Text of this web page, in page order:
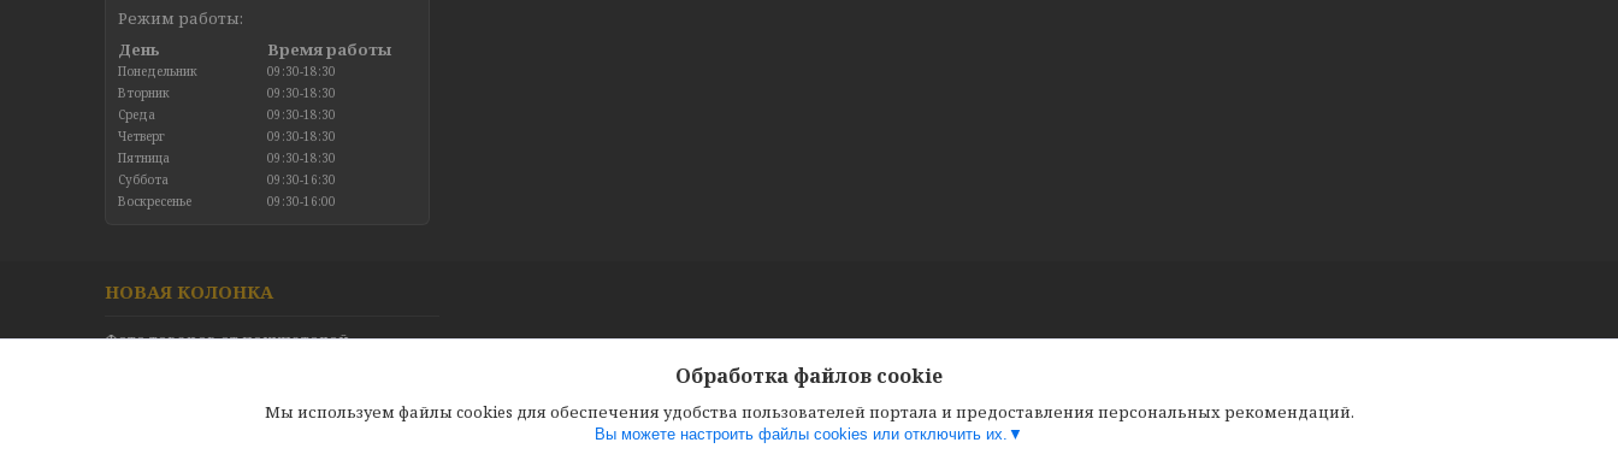
Режим работы:
День
Время работы
Понедельник
09:30-18:30
Вторник
09:30-18:30
Среда
09:30-18:30
Четверг
09:30-18:30
Пятница
09:30-18:30
Суббота
09:30-16:30
Воскресенье
09:30-16:00
НОВАЯ КОЛОНКА
Фото товаров от покупателей
Обработка файлов cookie
Мы используем файлы cookies для обеспечения удобства пользователей портала и предоставления персональных рекомендаций.
Вы можете настроить файлы cookies или отключить их.